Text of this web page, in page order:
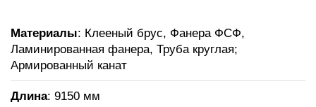
Материалы: Клееный брус, Фанера ФСФ,
Ламинированная фанера, Труба круглая;
Армированный канат
Длина: 9150 мм